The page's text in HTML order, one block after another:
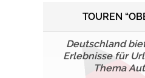
TOUREN
Deutschland
Erlebnisse für
Thema